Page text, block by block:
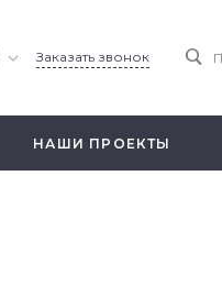
Заказать звонок
НАШИ ПРОЕКТЫ